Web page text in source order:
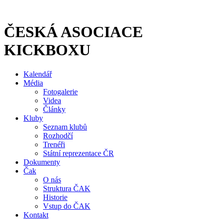
obsahu
ČESKÁ ASOCIACE
KICKBOXU
Kalendář
Média
Fotogalerie
Videa
Články
Kluby
Seznam klubů
Rozhodčí
Trenéři
Státní reprezentace ČR
Dokumenty
Čak
O nás
Struktura ČAK
Historie
Vstup do ČAK
Kontakt